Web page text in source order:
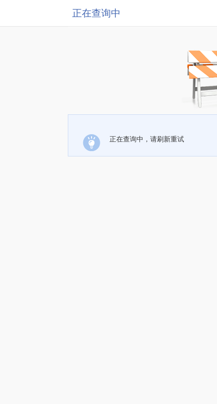
正在查询中
正在查询中，请刷新重试